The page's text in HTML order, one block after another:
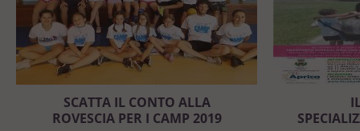
SCATTA IL CONTO ALLA
ROVESCIA PER I CAMP 2019